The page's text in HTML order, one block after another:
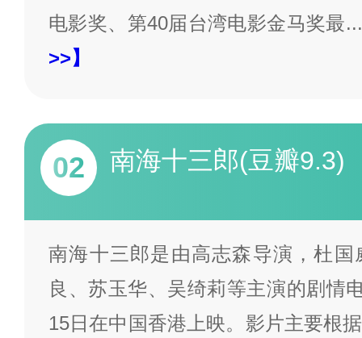
电影奖、第40届台湾电影金马奖最...
>>】
02 南海十三郎(豆瓣9.3)
南海十三郎是由高志森导演，杜
良、苏玉华、吴绮莉等主演的剧情
15日在中国香港上映。影片主要根